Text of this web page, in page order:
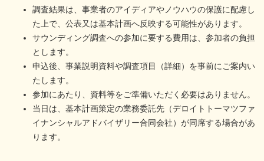
調査結果は、事業者のアイディアやノウハウの保護に配慮し
た上で、公表又は基本計画へ反映する可能性があります。
サウンディング調査への参加に要する費用は、参加者の負担
とします。
申込後、事業説明資料や調査項目（詳細）を事前にご案内い
たします。
参加にあたり、資料等をご準備いただく必要はありません。
当日は、基本計画策定の業務委託先（デロイトトーマツファ
イナンシャルアドバイザリー合同会社）が同席する場合があ
ります。